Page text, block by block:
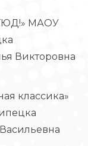
МАОУ
Викторовна
классика»